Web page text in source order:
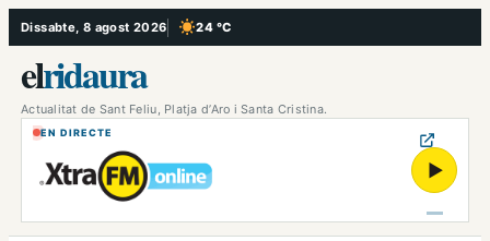
Vés
al
contingut
Dissabte, 8 agost 2026 24 °C
, Cel serè
elridaura
Actualitat de Sant Feliu, Platja d’Aro i Santa Cristina.
EN DIRECTE
▶